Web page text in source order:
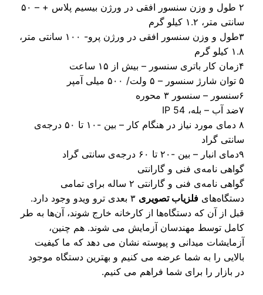
۲ طول و وزن سنسور افقی در ورژن بیسیم پلاس + – ۵۰
متر، ۱.۲ کیلو گرم
۳طول و وزن سنسور افقی در ورژن پرو- ۱۰۰ سانتی متر،
۸ دمای مورد نیاز در هنگام کار – بین -۱۰ تا ۵۰ درجه‌ی
گراد
نامه‌ی فنی و گارانتی
گواهی نامه‌ی فنی و گارانتی ۲ ساله برای تمامی
فلزیاب تصویری
۳ بعدی ترو ویدو وجود دارد.
از آن که دستگاه‌ها از کارخانه خارج شوند، آن‌ها به طر
توسط مهندسان آزمایش می شوند. هم چنین،
میدانی و پیوسته نشان می دهد که ما کیفیت
را به شما عرضه می کنیم و بهترین دستگاه موجود
بازار را برای شما فراهم می کنیم.